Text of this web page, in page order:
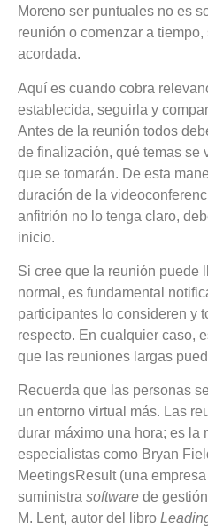
Moreno ser puntuales no es
reunión o comenzar a
acordada.
Aquí es cuando cobra
establecida, seguirla y
Antes de la reunión todos
de finalización, qué temas se
que se tomarán. De esta
duración de la
anfitrión no lo tenga claro,
inicio.
Si cree que la reunión puede
normal, es fundamental
participantes lo consideren y
respecto. En cualquier caso,
que las reuniones largas
Recuerda que las personas
un entorno virtual más. Las
durar máximo una hora; es la
especialistas como Bryan
MeetingsResult(una
suministra software de
M. Lent, autor del libro